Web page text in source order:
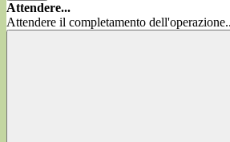
Attendere...
Attendere il completamento